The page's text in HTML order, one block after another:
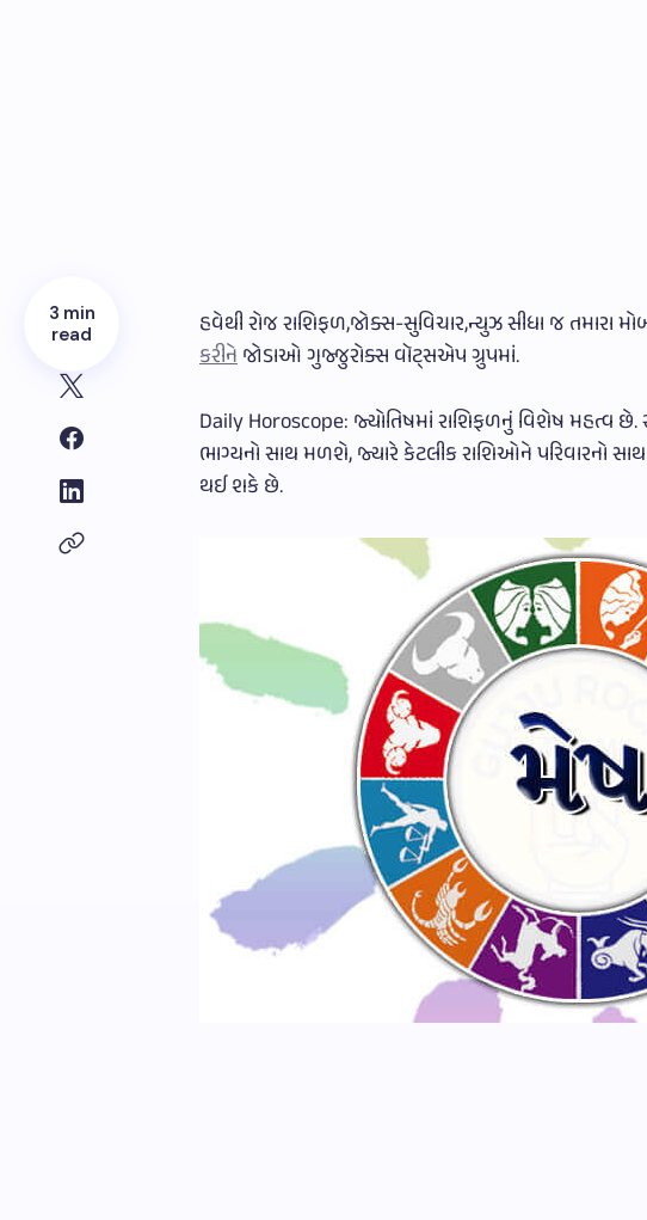
3 min
read
હવેથી રોજ રાશિફળ,જોક્સ-સુવિચાર,ન્યુઝ સીધા જ તમારા
કરીનેજોડાઓ ગુજ્જુરોક્સ વૉટ્સએપ ગ્રુપમાં.
Daily Horoscope: જ્યોતિષમાં રાશિફળનું વિશેષ
ભાગ્યનો સાથ મળશે, જ્યારે કેટલીક રાશિઓને પરિવારનો
થઈ શકે છે.